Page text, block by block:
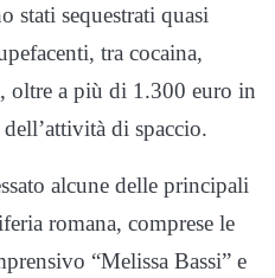
stati sequestrati quasi
tra cocaina,
oltre a più di 1.300 euro in
di spaccio.
alcune delle principali
romana, comprese le
“Melissa Bassi” e